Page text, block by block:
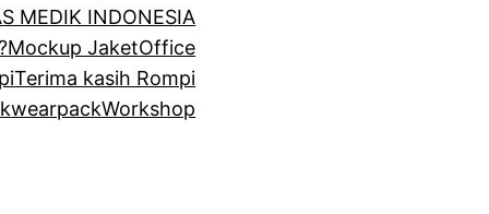
MEDIK INDONESIA
Mockup JaketOffice
Terima kasih Rompi
wearpackWorkshop